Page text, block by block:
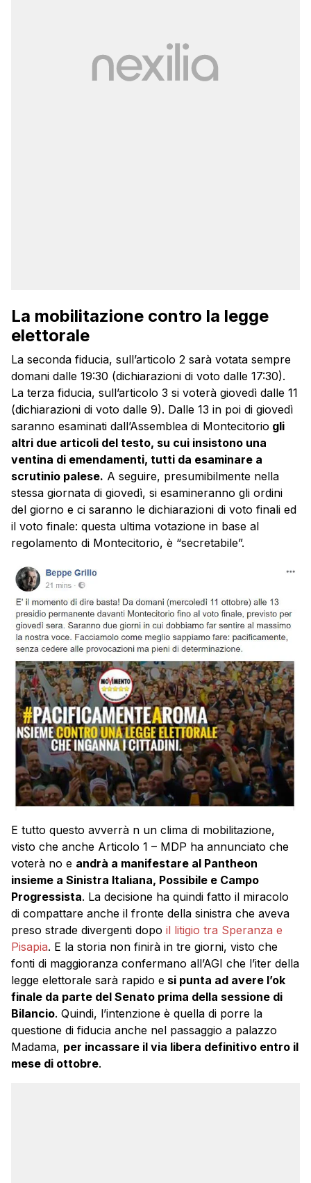
La mobilitazione contro la legge
elettorale
La seconda fiducia, sull’articolo 2 sarà votata sempre
domani dalle 19:30 (dichiarazioni di voto dalle 17:30).
La terza fiducia, sull’articolo 3 si voterà giovedì dalle 11
(dichiarazioni di voto dalle 9). Dalle 13 in poi di giovedì
saranno esaminati dall’Assemblea di Montecitorio gli
altri due articoli del testo, su cui insistono una
ventina di emendamenti, tutti da esaminare a
scrutinio palese. A seguire, presumibilmente nella
stessa giornata di giovedì, si esamineranno gli ordini
del giorno e ci saranno le dichiarazioni di voto finali ed
il voto finale: questa ultima votazione in base al
regolamento di Montecitorio, è “secretabile”.
E tutto questo avverrà n un clima di mobilitazione,
visto che anche Articolo 1 – MDP ha annunciato che
voterà no e andrà a manifestare al Pantheon
insieme a Sinistra Italiana, Possibile e Campo
Progressista. La decisione ha quindi fatto il miracolo
di compattare anche il fronte della sinistra che aveva
preso strade divergenti dopo il litigio tra Speranza e
Pisapia. E la storia non finirà in tre giorni, visto che
fonti di maggioranza confermano all’AGI che l’iter della
legge elettorale sarà rapido e si punta ad avere l’ok
finale da parte del Senato prima della sessione di
Bilancio. Quindi, l’intenzione è quella di porre la
questione di fiducia anche nel passaggio a palazzo
Madama, per incassare il via libera definitivo entro il
mese di ottobre.